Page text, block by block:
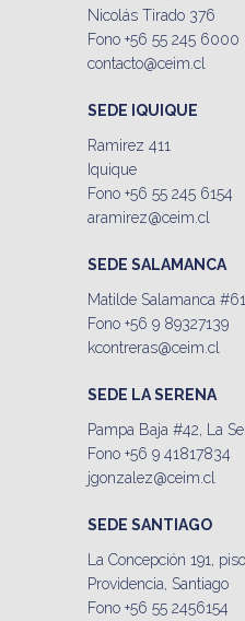
Nicolás Tirado 376
Fono +56 55 245 6000
contacto@ceim.cl
SEDE IQUIQUE
Ramirez 411
Iquique
Fono +56 55 245 6154
aramirez@ceim.cl
SEDE SALAMANCA
Matilde Salamanca #61
Fono +56 9 89327139
kcontreras@ceim.cl
SEDE LA SERENA
Pampa Baja #42, La
Fono +56 9 41817834
jgonzalez@ceim.cl
SEDE SANTIAGO
La Concepción 191,
Providencia, Santiago
Fono +56 55 2456154